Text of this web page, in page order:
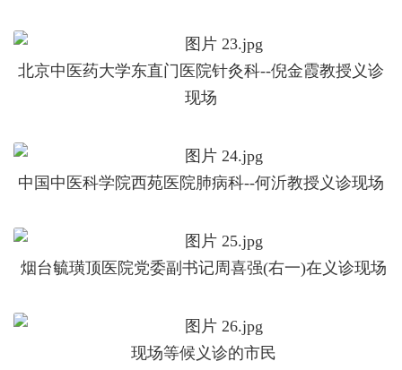
北京中医药大学东直门医院针灸科--倪金霞教授义诊
现场
中国中医科学院西苑医院肺病科--何沂教授义诊现场
烟台毓璜顶医院党委副书记周喜强(右一)在义诊现场
现场等候义诊的市民